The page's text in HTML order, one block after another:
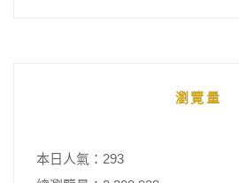
瀏覽量
本日人氣：293